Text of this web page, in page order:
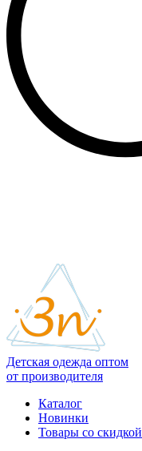
Детская одежда оптом
от производителя
Каталог
Новинки
Товары со скидкой